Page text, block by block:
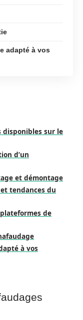
adapté à vos
disponibles sur le
d’un
et démontage
tendances du
de
à vos